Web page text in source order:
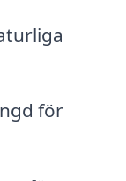
för